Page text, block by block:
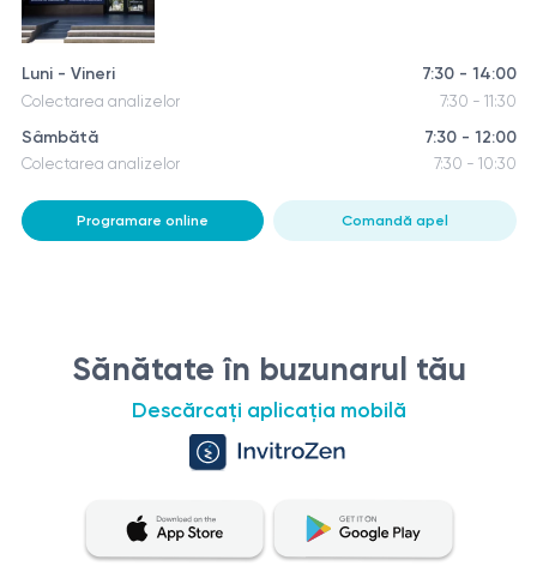
Luni - Vineri 7:30 - 14:00
Colectarea analizelor 7:30 - 11:30
Sâmbătă 7:30 - 12:00
Colectarea analizelor 7:30 - 10:30
Programare online Comandă apel
Sănătate în buzunarul tău
Descărcați aplicația mobilă